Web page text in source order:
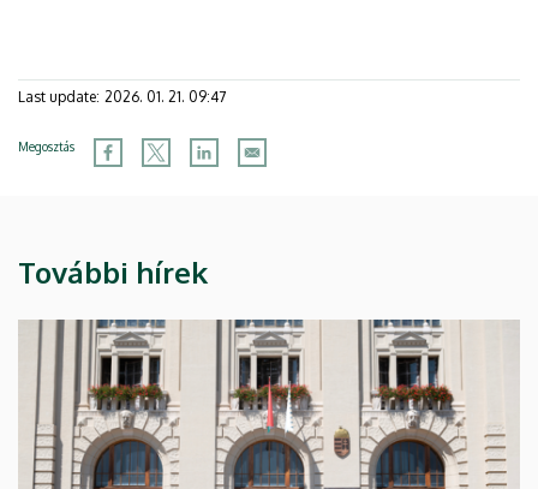
Last update: 2026. 01. 21. 09:47
Megosztás
További hírek